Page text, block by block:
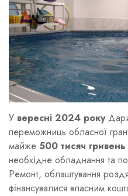
У вересні 2024 року
переможниць обласної
майже 500 тисяч гривень
необхідне обладнання та
Ремонт, облаштування
фінансувалися власним